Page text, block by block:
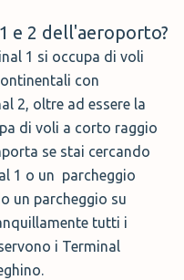
1 e 2 dell'aeroporto?
1 si occupa di voli
con
2, oltre ad essere la
di voli a corto raggio
se stai cercando
1 o un parcheggio
un parcheggio su
tutti i
i Terminal